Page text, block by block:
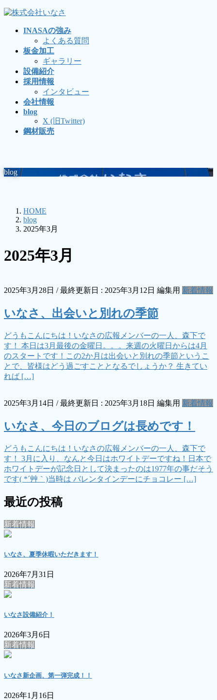
コ
ナ
INASAの強み
よくある質問
板金加工
ギャラリー
設備紹介
採用情報
インタビュー
会社情報
blog
X (旧Twitter)
鋼材販売
blog
HOME
blog
2025年3月
2025年3月
2025年3月28日 / 最終更新日 : 2025年3月12日 編集用 新着情報
いなさ、出会いと別れの季節
どうもこんにちは！いなさの広報メンバーの一人、森下で
す！ 本日は3月最後の金曜日。。。来週の火曜日からは4月
のスタートです！この2か月は出会いと別れの季節というこ
とで、皆様はどう過ごすこととなるでしょうか？ 生きてい
れば […]
2025年3月14日 / 最終更新日 : 2025年3月18日 編集用 新着情報
いなさ、今日のブログは長めです！
どうもこんにちは！いなさの広報メンバーの一人、森下で
す！ 3月に入り、なんと今日はホワイトデーですね！日本で
ホワイトデーが記念日として決まったのは1977年の事だそう
です( *´艸｀)当時は バレンタインデーにチョコレー […]
最近の投稿
新着情報
いなさ、夏季休暇いただきます！
2026年7月31日
新着情報
いなさ設備紹介！
2026年3月6日
新着情報
いなさ新企画、第一弾完成！！
2026年1月16日